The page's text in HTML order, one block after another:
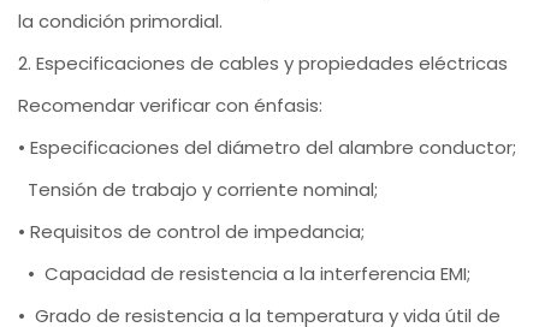
la condición primordial.
2. Especificaciones de cables y propiedades eléctricas
Recomendar verificar con énfasis:
• Especificaciones del diámetro del alambre conductor;
Tensión de trabajo y corriente nominal;
• Requisitos de control de impedancia;
• Capacidad de resistencia a la interferencia EMI;
• Grado de resistencia a la temperatura y vida útil de